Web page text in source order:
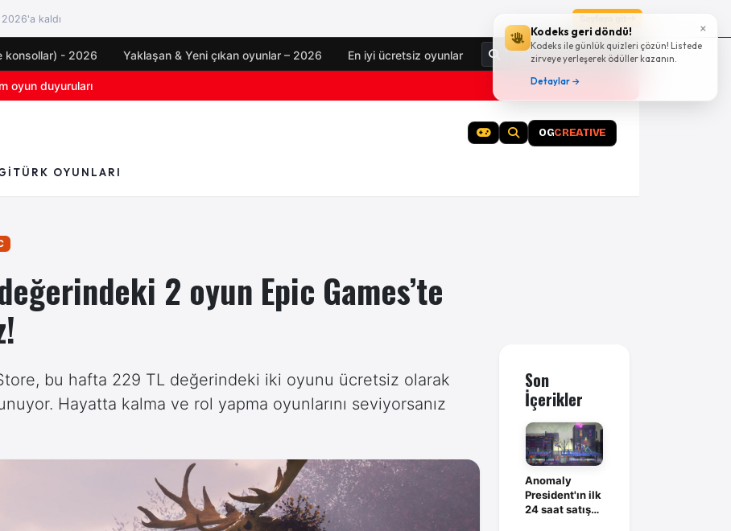
×
Kodeks geri döndü!
Kodeks ile günlük quizleri çözün! Listede
zirveye yerleşerek ödüller kazanın.
Detaylar →
kaldı
konsollar) - 2026 Yaklaşan & Yeni çıkan oyunlar – 2026 En iyi ücretsiz oyunlar Giriş Yap
için çıkış tarihi açıklandı
OGCREATIVE
TÜRK OYUNLARI
2 oyun Epic Games’te
bu hafta 229 TL değerindeki iki oyunu ücretsiz olarak
Hayatta kalma ve rol yapma oyunlarını seviyorsanız
Son
İçerikler
Anomaly
President'ın ilk
24 saat satış